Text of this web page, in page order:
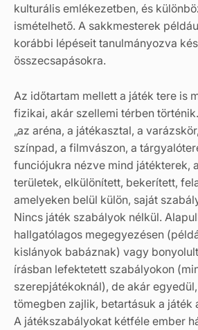
kulturális emlékezetben, és
ismételhető. A sakkmesterek
korábbi lépéseit tanulmányozva
összecsapásokra.
Az időtartam mellett a játék tere is
fizikai, akár szellemi térben
„az aréna, a játékasztal, a
színpad, a filmvászon, a
funciójukra nézve mind játékterek,
területek, elkülönített, bekerített,
amelyeken belül külön, saját
Nincs játék szabályok nélkül.
hallgatólagos megegyezésen
kislányok babáznak) vagy
írásban lefektetett szabályokon
szerepjátékoknál), de akár
tömegben zajlik, betartásuk a játék
A játékszabályokat kétféle ember